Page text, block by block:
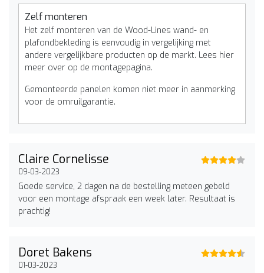
Zelf monteren
Het zelf monteren van de Wood-Lines wand- en
plafondbekleding is eenvoudig in vergelijking met
andere vergelijkbare producten op de markt. Lees hier
meer over op de montagepagina.
Gemonteerde panelen komen niet meer in aanmerking
voor de omruilgarantie.
Claire Cornelisse
09-03-2023
Goede service, 2 dagen na de bestelling meteen gebeld
voor een montage afspraak een week later. Resultaat is
prachtig!
Doret Bakens
01-03-2023